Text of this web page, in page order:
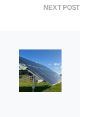
NEXT POST